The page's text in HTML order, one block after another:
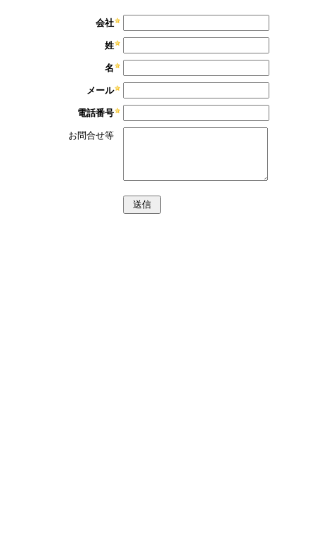
会社
姓
名
メール
電話番号
お問合せ等